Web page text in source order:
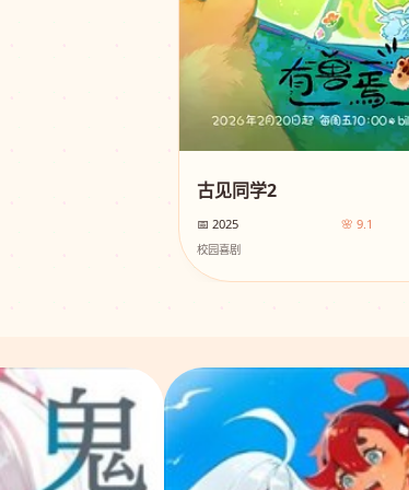
古见同学2
📅 2025 🌸 9.1
校园喜剧